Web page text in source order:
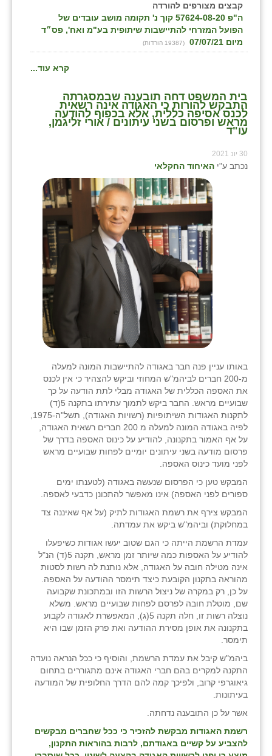
קבצים מצורפים להורדה
ה"פ 57624-08-20 קוך נ' תקומה מושב עובדים של
הפועל המזרחי להתיישבות שיתופית בע"מ ואח', פס״ד
מיום 07/07/21
(19387 הורדות)
קרא עוד...
בית המשפט דחה תובענה שבמסגרתה
התבקש להורות כי האגודה אינה רשאית
לכנס אסיפה כללית, אלא בכפוף להודעה
מראש ופרסום בשני עיתונים / אורי זליגמן,
עו"ד
30 יונ 2021
נכתב ע"י האיחוד החקלאי
באותו עניין פנה חבר באגודה להתיישבות המונה למעלה
מ-200 חברים לביהמ"ש המחוזי וביקש להצהיר כי אין לכנס
את האספה הכללית של האגודה מבלי לתת הודעה על כך
שבועיים מראש. החבר ביקש לתמוך עתירתו בתקנה 5(ד)
לפיה באגודה המונה למעלה מ 200 חברים רשאית האגודה,
על אף האמור בתקנונה, להודיע על כינוס האספה בדרך של
פרסום מודעה בשני עיתונים יומיים לפחות שבועיים מראש
לפני מועד כינוס האספה.
המבקש טען כי הפרסום שנעשה באגודה (לטענתו ימים
ספורים לפני האספה) אינו מאפשר להתכונן כדבעי לאספה.
המבקש צירף את רשמת האגודות לתיק (על אף שאיננה צד
במחלוקת) וביהמ"ש ביקש את עמדתה.
עמדת הרשמת הייתה כי הגם שטוב יעשו אגודות כשיפעלו
להודיע על האספות כמה שיותר זמן מראש, תקנה 5(ד) הנ"ל
אינה מטילה חובה על האגודה, אלא נותנת לה רשות לסטות
מהוראה בתקנון הקובעת כיצד תימסר ההודעה על האספה.
על כן, רק במקרה של ניצול הרשות הזו ובמתכונת שקבועה
שם, מוטלת חובה לפרסם לפחות שבועיים מראש. משלא
נוצלה רשות זו, חלה תקנה 5(ג), המאפשרת לאגודה לקבוע
בתקנונה את אופן מסירת ההודעה ואת פרק הזמן שבו היא
תימסר.
ביהמ"ש קיבל את עמדת הרשמת, והוסיף כי ככל הנראה נועדה
התקנה למקרים בהם חברי האגודה אינם מתגוררים בתחום
גיאוגרפי קרוב, ולפיכך קמה להם הדרך החלופית של המודעה
בעיתונות.
אשר על כן התובענה נדחתה.
רשמת האגודות מבקשת להזכיר כי ככל שחברים מבקשים
להצביע על קשיים באגודתם, לרבות בהוראות התקנון,